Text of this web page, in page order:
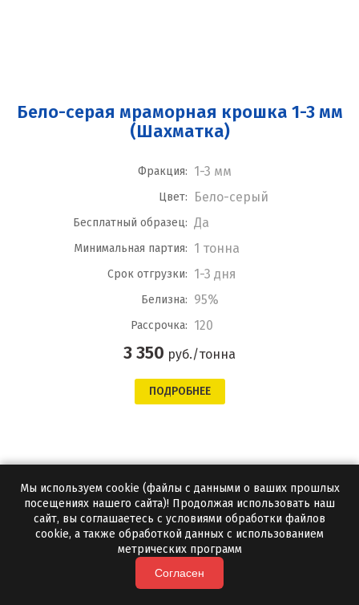
Бело-серая мраморная крошка 1-3 мм
(Шахматка)
Фракция: 1-3 мм
Цвет: Бело-серый
Бесплатный образец: Да
Минимальная партия: 1 тонна
Срок отгрузки: 1-3 дня
Белизна: 95%
Рассрочка: 120
3 350 руб./тонна
ПОДРОБНЕЕ
Мы используем cookie (файлы с данными о ваших прошлых
посещениях нашего сайта)! Продолжая использовать наш
сайт, вы соглашаетесь с условиями обработки файлов
cookie, а также обработкой данных с использованием
метрических программ
Согласен